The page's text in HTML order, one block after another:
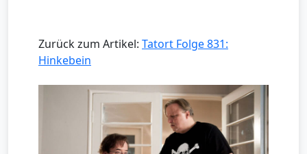
Zurück zum Artikel: Tatort Folge 831:
Hinkebein